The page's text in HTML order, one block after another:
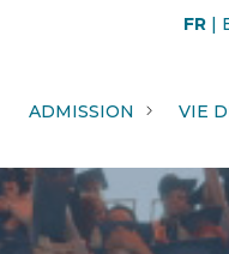
FR |
ADMISSION
VIE